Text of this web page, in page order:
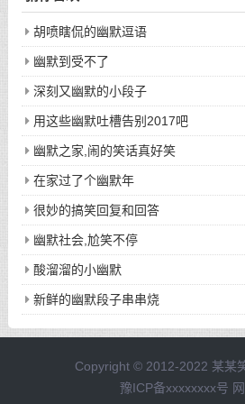
胡喷瞎侃的幽默逗语
幽默到受不了
深刻又幽默的小段子
用这些幽默吐槽告别2017吧
幽默之家,闹的笑话真好笑
在家过了个幽默年
很妙的搞笑回复和回答
幽默社会,尬笑不停
酸溜溜的小幽默
新鲜的幽默段子串串烧
Copyright © 2012-2022 某某
豫ICP备xxxxxxxx号